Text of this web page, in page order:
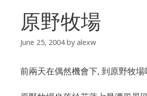
原野牧場
June 25, 2004 by alexw
前兩天在偶然機會下, 到原野牧